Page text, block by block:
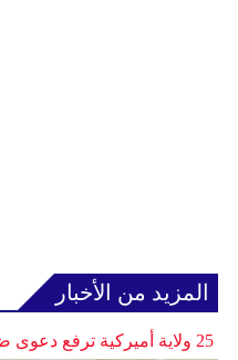
المزيد من الأخبار
25 ولاية أميركية ترفع دعوى ضد ترامب بسبب الرسوم الجمركية